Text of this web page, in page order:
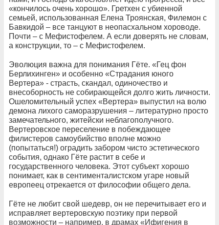
«кончилось очень хорошо». Гретхен с убиенной
семьей, использованная Елена Троянская, Филемон с
Бавкидой – все танцуют в неопасхальном хороводе.
Почти – с Мефистофелем. А если доверять не словам,
а конструкции, то – с Мефистофелем.
Эволюция важна для понимания Гёте. «Гец фон
Берлихинген» и особенно «Страдания юного
Вертера» - страсть, скандал, одиночество и
внесоборность не собирающейся долго жить личности.
Ошеломительный успех «Вертера» выпустил на волю
демона лихого саморазрушения – литературно просто
замечательного, житейски неблагополучного.
Вертеровское переселение в побеждающее
филистеров самоубийство вполне можно
(попытаться!) оградить забором чисто эстетического
события, однако Гёте растит в себе и
государственного человека. Этот субъект хорошо
понимает, как в сентименталистском угаре новый
европеец отрекается от философии общего дела.
Гёте не любит свой шедевр, он не перечитывает его и
исправляет вертеровскую поэтику при первой
возможности – например, в драмах «Ифигения в